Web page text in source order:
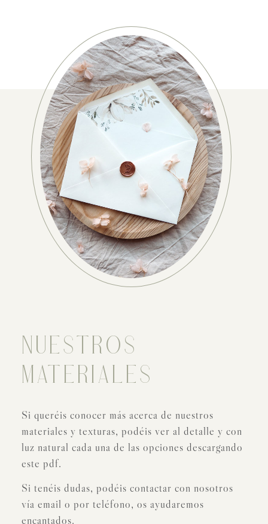
NUESTROS
MATERIALES
Si queréis conocer más acerca de nuestros
materiales y texturas, podéis ver al detalle y con
luz natural cada una de las opciones descargando
este pdf.
Si tenéis dudas, podéis contactar con nosotros
vía email o por teléfono, os ayudaremos
encantados.